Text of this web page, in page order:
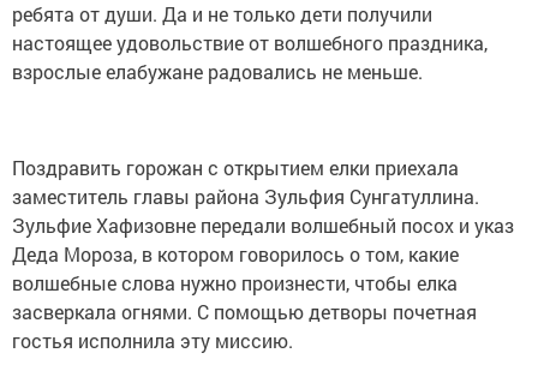
ребята от души. Да и не только дети получили
настоящее удовольствие от волшебного праздника,
взрослые елабужане радовались не меньше.
Поздравить горожан с открытием елки приехала
заместитель главы района Зульфия Сунгатуллина.
Зульфие Хафизовне передали волшебный посох и указ
Деда Мороза, в котором говорилось о том, какие
волшебные слова нужно произнести, чтобы елка
засверкала огнями. С помощью детворы почетная
гостья исполнила эту миссию.